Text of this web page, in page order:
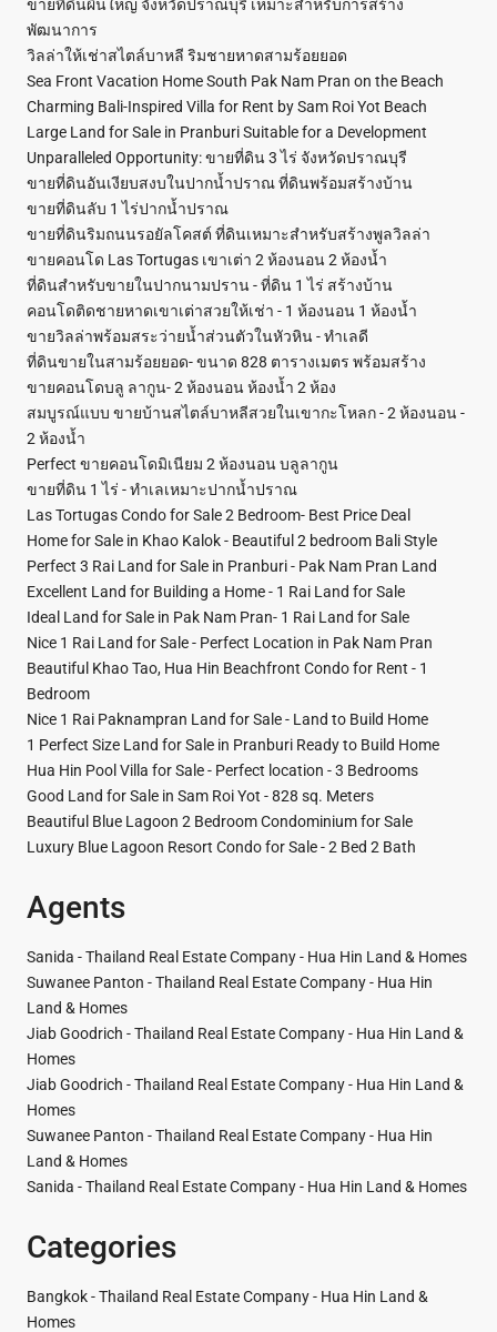
ขายที่ดินผืนใหญ่ จังหวัดปราณบุรี เหมาะสำหรับการสร้าง
พัฒนาการ
วิลล่าให้เช่าสไตล์บาหลี ริมชายหาดสามร้อยยอด
Sea Front Vacation Home South Pak Nam Pran on the Beach
Charming Bali-Inspired Villa for Rent by Sam Roi Yot Beach
Large Land for Sale in Pranburi Suitable for a Development
Unparalleled Opportunity: ขายที่ดิน 3 ไร่ จังหวัดปราณบุรี
ขายที่ดินอันเงียบสงบในปากน้ำปราณ ที่ดินพร้อมสร้างบ้าน
ขายที่ดินลับ 1 ไร่ปากน้ำปราณ
ขายที่ดินริมถนนรอยัลโคสต์ ที่ดินเหมาะสำหรับสร้างพูลวิลล่า
ขายคอนโด Las Tortugas เขาเต่า 2 ห้องนอน 2 ห้องน้ำ
ที่ดินสำหรับขายในปากนามปราน - ที่ดิน 1 ไร่ สร้างบ้าน
คอนโดติดชายหาดเขาเต่าสวยให้เช่า - 1 ห้องนอน 1 ห้องน้ำ
ขายวิลล่าพร้อมสระว่ายน้ำส่วนตัวในหัวหิน - ทำเลดี
ที่ดินขายในสามร้อยยอด- ขนาด 828 ตารางเมตร พร้อมสร้าง
ขายคอนโดบลู ลากูน- 2 ห้องนอน ห้องน้ำ 2 ห้อง
สมบูรณ์แบบ ขายบ้านสไตล์บาหลีสวยในเขากะโหลก - 2 ห้องนอน -
2 ห้องน้ำ
Perfect ขายคอนโดมิเนียม 2 ห้องนอน บลูลากูน
ขายที่ดิน 1 ไร่ - ทำเลเหมาะปากน้ำปราณ
Las Tortugas Condo for Sale 2 Bedroom- Best Price Deal
Home for Sale in Khao Kalok - Beautiful 2 bedroom Bali Style
Perfect 3 Rai Land for Sale in Pranburi - Pak Nam Pran Land
Excellent Land for Building a Home - 1 Rai Land for Sale
Ideal Land for Sale in Pak Nam Pran- 1 Rai Land for Sale
Nice 1 Rai Land for Sale - Perfect Location in Pak Nam Pran
Beautiful Khao Tao, Hua Hin Beachfront Condo for Rent - 1
Bedroom
Nice 1 Rai Paknampran Land for Sale - Land to Build Home
1 Perfect Size Land for Sale in Pranburi Ready to Build Home
Hua Hin Pool Villa for Sale - Perfect location - 3 Bedrooms
Good Land for Sale in Sam Roi Yot - 828 sq. Meters
Beautiful Blue Lagoon 2 Bedroom Condominium for Sale
Luxury Blue Lagoon Resort Condo for Sale - 2 Bed 2 Bath
Agents
Sanida - Thailand Real Estate Company - Hua Hin Land & Homes
Suwanee Panton - Thailand Real Estate Company - Hua Hin
Land & Homes
Jiab Goodrich - Thailand Real Estate Company - Hua Hin Land &
Homes
Jiab Goodrich - Thailand Real Estate Company - Hua Hin Land &
Homes
Suwanee Panton - Thailand Real Estate Company - Hua Hin
Land & Homes
Sanida - Thailand Real Estate Company - Hua Hin Land & Homes
Categories
Bangkok - Thailand Real Estate Company - Hua Hin Land &
Homes